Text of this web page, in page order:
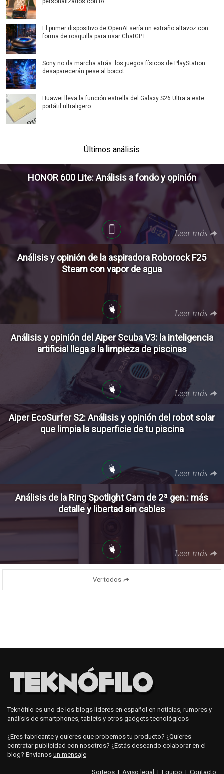
El primer dispositivo de OpenAI sería un extraño altavoz con
forma de rosquilla para usar ChatGPT
Sony no da marcha atrás: los juegos físicos de PlayStation
desaparecerán pese al boicot
Huawei lleva la función estrella del Galaxy S26 Ultra a este
portátil ultraligero
Últimos análisis
HONOR 600 Lite: Análisis a fondo y opinión
Leer más
Análisis y opinión de la aspiradora Roborock F25
Steam con vapor de agua
Leer más
Análisis y opinión del Aiper Scuba V3: la inteligencia
artificial llega a la limpieza de piscinas
Leer más
Aiper EcoSurfer S2: Análisis y opinión del robot solar
que limpia la superficie de tu piscina
Leer más
Análisis de la Ring Spotlight Cam de 2ª gen.: más
detalle y libertad sin cables
Leer más
Ver todos
Teknófilo es uno de los blogs líderes en español en noticias, rumores y
análisis de smartphones, tablets y otros gadgets tecnológicos
¿Eres fabricante y quieres que probemos tu producto? ¿Quieres
contratar publicidad con nosotros? ¿Estás deseando colaborar en el
blog? Envíanos un mensaje
Sorteos | Aviso legal | Equipo | Contacto